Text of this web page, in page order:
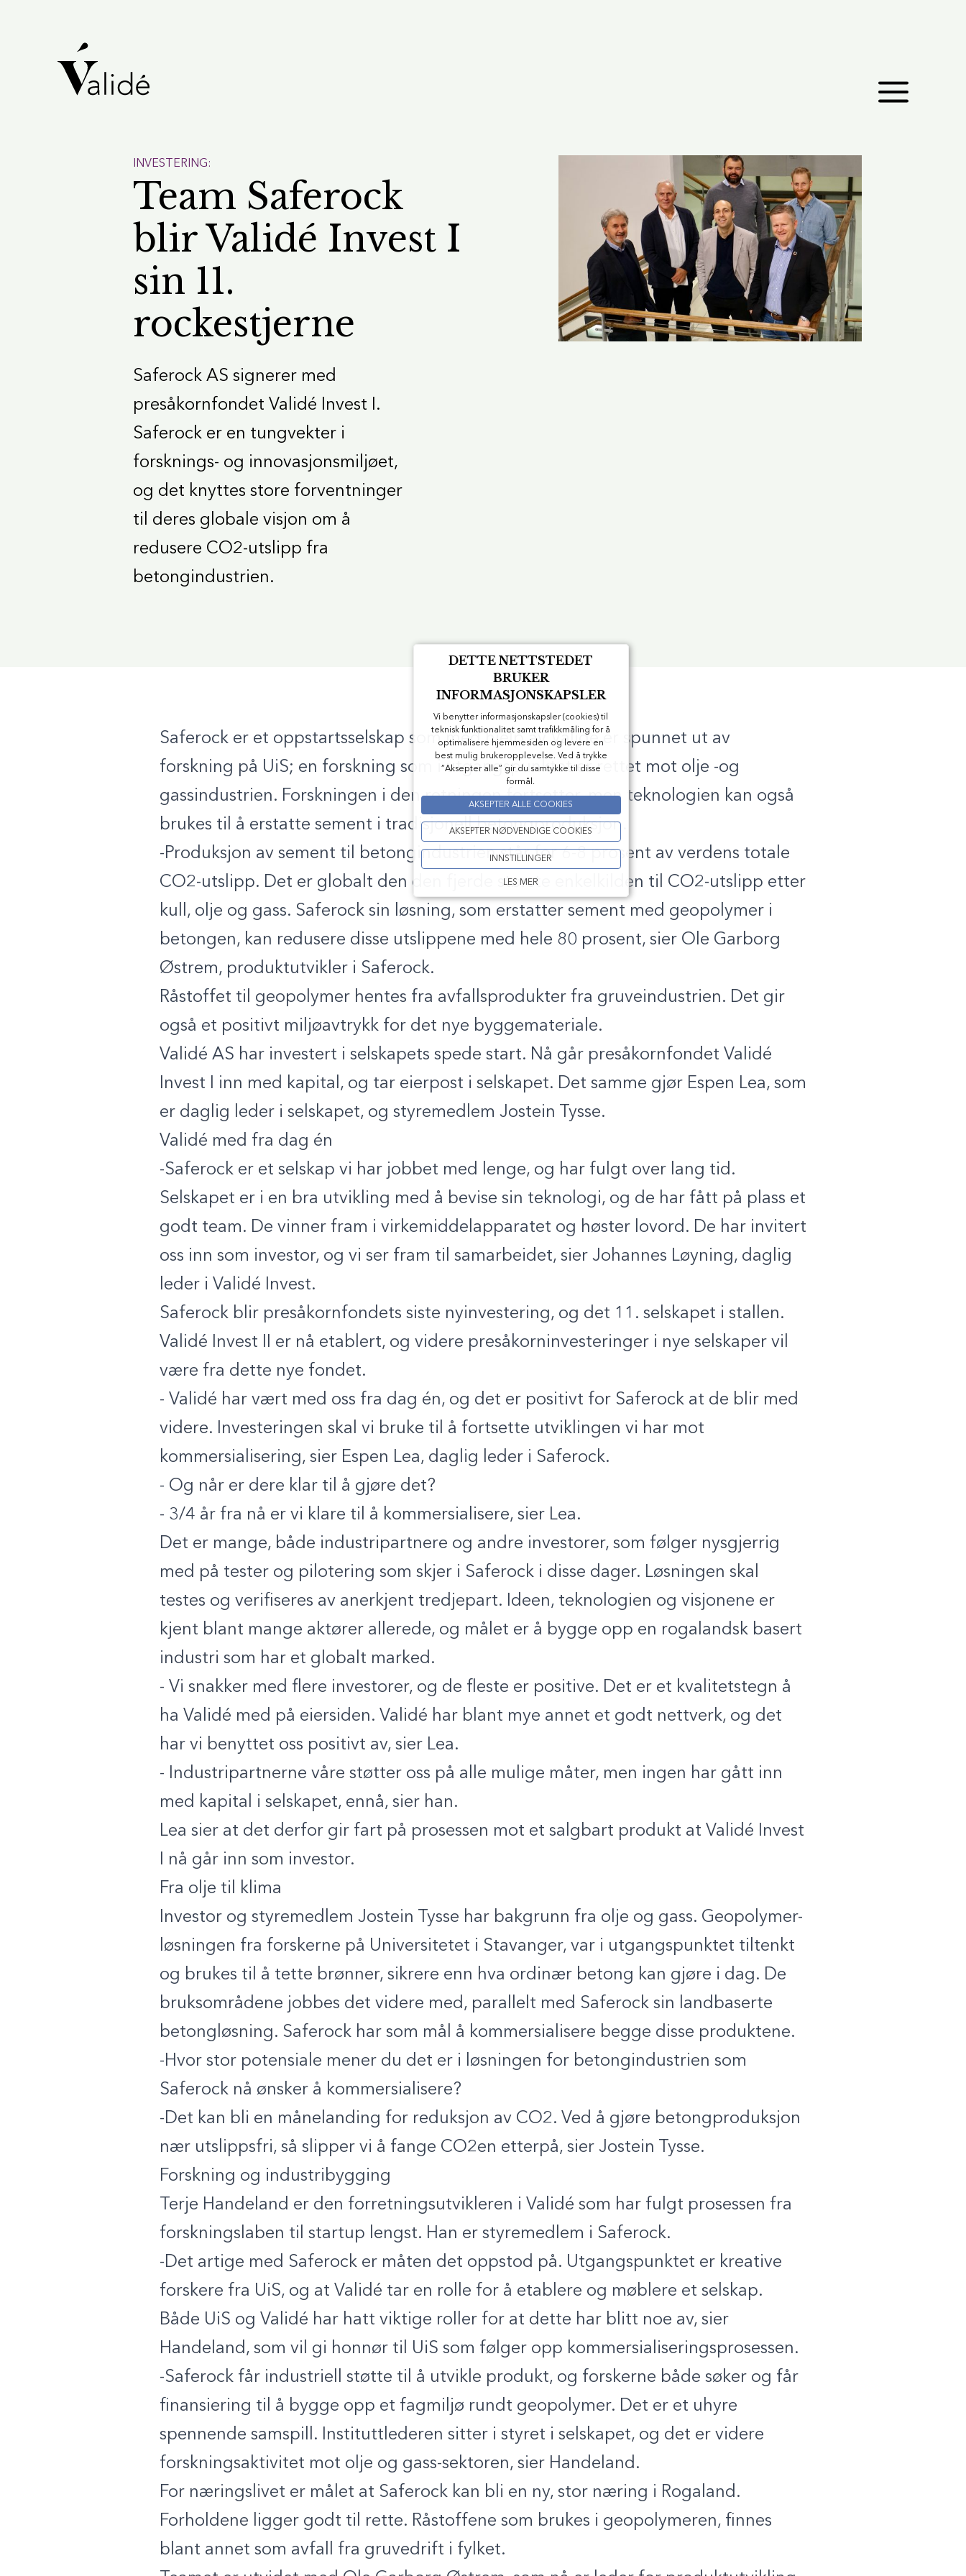
INVESTERING:
Team Saferock
blir Validé Invest I
sin 11.
rockestjerne
Saferock AS signerer med
presåkornfondet Validé Invest I.
Saferock er en tungvekter i
forsknings- og innovasjonsmiljøet,
og det knyttes store forventninger
til deres globale visjon om å
redusere CO2-utslipp fra
betongindustrien.
Saferock er et oppstartsselskap som med hjelp av Validé er spunnet ut av
forskning på UiS; en forskning som i utgangspunktet er rettet mot olje -og
gassindustrien. Forskningen i den retningen fortsetter, men teknologien kan også
brukes til å erstatte sement i tradisjonell betongproduksjon.
-Produksjon av sement til betongindustrien står for 6-8 prosent av verdens totale
CO2-utslipp. Det er globalt den den fjerde største enkelkilden til CO2-utslipp etter
kull, olje og gass. Saferock sin løsning, som erstatter sement med geopolymer i
betongen, kan redusere disse utslippene med hele 80 prosent, sier Ole Garborg
Østrem, produktutvikler i Saferock.
Råstoffet til geopolymer hentes fra avfallsprodukter fra gruveindustrien. Det gir
også et positivt miljøavtrykk for det nye byggemateriale.
Validé AS har investert i selskapets spede start. Nå går presåkornfondet Validé
Invest I inn med kapital, og tar eierpost i selskapet. Det samme gjør Espen Lea, som
er daglig leder i selskapet, og styremedlem Jostein Tysse.
Validé med fra dag én
-Saferock er et selskap vi har jobbet med lenge, og har fulgt over lang tid.
Selskapet er i en bra utvikling med å bevise sin teknologi, og de har fått på plass et
godt team. De vinner fram i virkemiddelapparatet og høster lovord. De har invitert
oss inn som investor, og vi ser fram til samarbeidet, sier Johannes Løyning, daglig
leder i Validé Invest.
Saferock blir presåkornfondets siste nyinvestering, og det 11. selskapet i stallen.
Validé Invest II er nå etablert, og videre presåkorninvesteringer i nye selskaper vil
være fra dette nye fondet.
- Validé har vært med oss fra dag én, og det er positivt for Saferock at de blir med
videre. Investeringen skal vi bruke til å fortsette utviklingen vi har mot
kommersialisering, sier Espen Lea, daglig leder i Saferock.
- Og når er dere klar til å gjøre det?
- 3/4 år fra nå er vi klare til å kommersialisere, sier Lea.
Det er mange, både industripartnere og andre investorer, som følger nysgjerrig
med på tester og pilotering som skjer i Saferock i disse dager. Løsningen skal
testes og verifiseres av anerkjent tredjepart. Ideen, teknologien og visjonene er
kjent blant mange aktører allerede, og målet er å bygge opp en rogalandsk basert
industri som har et globalt marked.
- Vi snakker med flere investorer, og de fleste er positive. Det er et kvalitetstegn å
ha Validé med på eiersiden. Validé har blant mye annet et godt nettverk, og det
har vi benyttet oss positivt av, sier Lea.
- Industripartnerne våre støtter oss på alle mulige måter, men ingen har gått inn
med kapital i selskapet, ennå, sier han.
Lea sier at det derfor gir fart på prosessen mot et salgbart produkt at Validé Invest
I nå går inn som investor.
Fra olje til klima
Investor og styremedlem Jostein Tysse har bakgrunn fra olje og gass. Geopolymer-
løsningen fra forskerne på Universitetet i Stavanger, var i utgangspunktet tiltenkt
og brukes til å tette brønner, sikrere enn hva ordinær betong kan gjøre i dag. De
bruksområdene jobbes det videre med, parallelt med Saferock sin landbaserte
betongløsning. Saferock har som mål å kommersialisere begge disse produktene.
-Hvor stor potensiale mener du det er i løsningen for betongindustrien som
Saferock nå ønsker å kommersialisere?
-Det kan bli en månelanding for reduksjon av CO2. Ved å gjøre betongproduksjon
nær utslippsfri, så slipper vi å fange CO2en etterpå, sier Jostein Tysse.
Forskning og industribygging
Terje Handeland er den forretningsutvikleren i Validé som har fulgt prosessen fra
forskningslaben til startup lengst. Han er styremedlem i Saferock.
-Det artige med Saferock er måten det oppstod på. Utgangspunktet er kreative
forskere fra UiS, og at Validé tar en rolle for å etablere og møblere et selskap.
Både UiS og Validé har hatt viktige roller for at dette har blitt noe av, sier
Handeland, som vil gi honnør til UiS som følger opp kommersialiseringsprosessen.
-Saferock får industriell støtte til å utvikle produkt, og forskerne både søker og får
finansiering til å bygge opp et fagmiljø rundt geopolymer. Det er et uhyre
spennende samspill. Instituttlederen sitter i styret i selskapet, og det er videre
forskningsaktivitet mot olje og gass-sektoren, sier Handeland.
For næringslivet er målet at Saferock kan bli en ny, stor næring i Rogaland.
Forholdene ligger godt til rette. Råstoffene som brukes i geopolymeren, finnes
blant annet som avfall fra gruvedrift i fylket.
DETTE NETTSTEDET
BRUKER
INFORMASJONSKAPSLER
Vi benytter informasjonskapsler (cookies) til
teknisk funktionalitet samt trafikkmåling for å
optimalisere hjemmesiden og levere en
best mulig brukeropplevelse. Ved å trykke
”Aksepter alle” gir du samtykke til disse
formål.
AKSEPTER ALLE COOKIES
AKSEPTER NØDVENDIGE COOKIES
INNSTILLINGER
LES MER